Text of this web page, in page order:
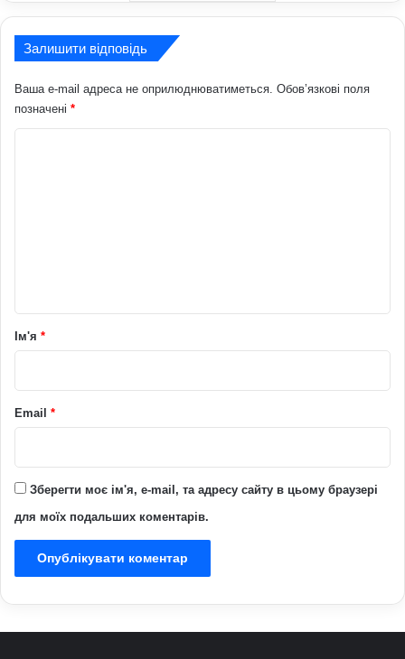
Залишити відповідь
Ваша e-mail адреса не оприлюднюватиметься. Обов’язкові поля
позначені *
рІм'я *
Email *
Зберегти моє ім'я, e-mail, та адресу сайту в цьому браузері
для моїх подальших коментарів.